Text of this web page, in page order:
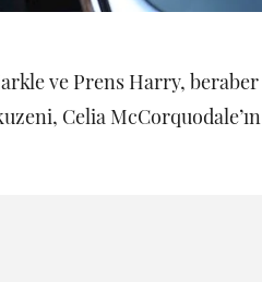
ve Prens Harry, beraber
Celia McCorquodale’ın